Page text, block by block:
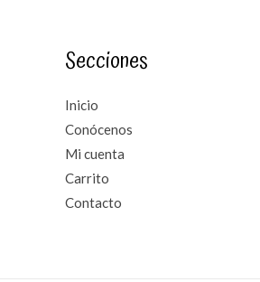
Secciones
Inicio
Conócenos
Mi cuenta
Carrito
Contacto